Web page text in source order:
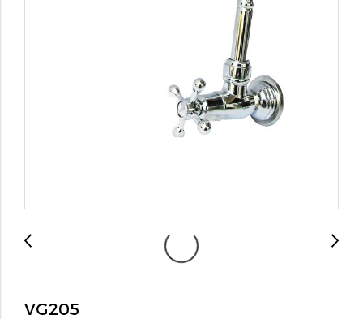
VG205